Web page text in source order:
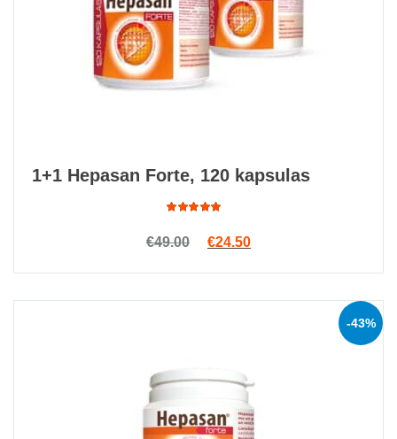
1+1 Hepasan Forte, 120 kapsulas
4.92
out
€49.00 Original price was: €49.00.
€24.50Current price is:
-43%